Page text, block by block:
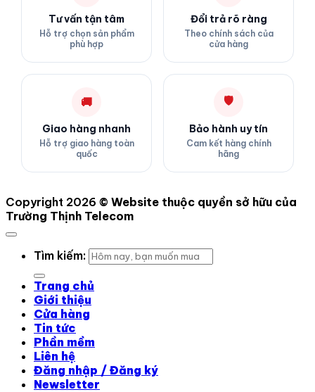
Tư vấn tận tâm
Hỗ trợ chọn sản phẩm
phù hợp
Đổi trả rõ ràng
Theo chính sách của
cửa hàng
🚚
Giao hàng nhanh
Hỗ trợ giao hàng toàn
quốc
🛡
Bảo hành uy tín
Cam kết hàng chính
hãng
Copyright 2026 © Website thuộc quyền sở hữu của
Trường Thịnh Telecom
Tìm kiếm:
Trang chủ
Giới thiệu
Cửa hàng
Tin tức
Phần mềm
Liên hệ
Đăng nhập / Đăng ký
Newsletter